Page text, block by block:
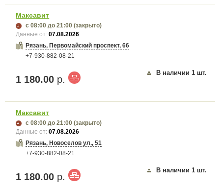
Карта загружается...
Максавит
с 08:00 до 21:00 (закрыто)
Данные от:07.08.2026
Рязань, Первомайский проспект, 66
+7-930-882-08-21
1 180.00 р.
В наличии 1 шт.
Максавит
с 08:00 до 21:00 (закрыто)
Данные от:07.08.2026
Рязань, Новоселов ул., 51
+7-930-882-08-21
1 180.00 р.
В наличии 1 шт.